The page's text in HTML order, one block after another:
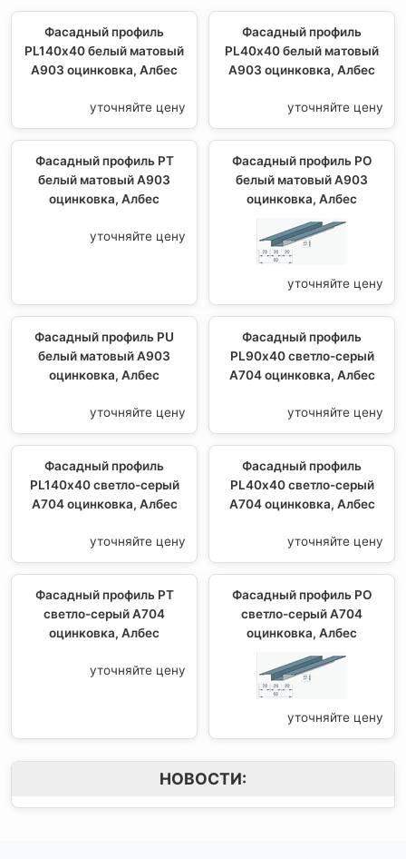
Фасадный профиль
PL140х40 белый матовый
А903 оцинковка, Албес
уточняйте цену
Фасадный профиль
PL40х40 белый матовый
А903 оцинковка, Албес
уточняйте цену
Фасадный профиль PT
белый матовый А903
оцинковка, Албес
уточняйте цену
Фасадный профиль PO
белый матовый А903
оцинковка, Албес
уточняйте цену
Фасадный профиль PU
белый матовый А903
оцинковка, Албес
уточняйте цену
Фасадный профиль
PL90х40 светло-серый
А704 оцинковка, Албес
уточняйте цену
Фасадный профиль
PL140х40 светло-серый
А704 оцинковка, Албес
уточняйте цену
Фасадный профиль
PL40х40 светло-серый
А704 оцинковка, Албес
уточняйте цену
Фасадный профиль PT
светло-серый А704
оцинковка, Албес
уточняйте цену
Фасадный профиль PO
светло-серый А704
оцинковка, Албес
уточняйте цену
НОВОСТИ: